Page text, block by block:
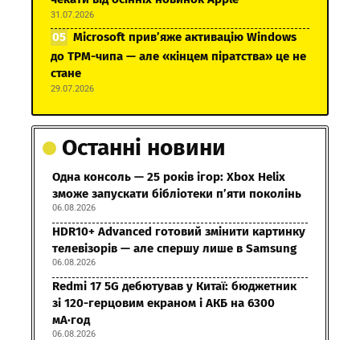
31.07.2026
Microsoft прив’яже активацію Windows
до TPM-чипа — але «кінцем піратства» це не
стане
29.07.2026
Останні новини
Одна консоль — 25 років ігор: Xbox Helix
зможе запускати бібліотеки п’яти поколінь
06.08.2026
HDR10+ Advanced готовий змінити картинку
телевізорів — але спершу лише в Samsung
06.08.2026
Redmi 17 5G дебютував у Китаї: бюджетник
зі 120-герцовим екраном і АКБ на 6300
мА·год
06.08.2026